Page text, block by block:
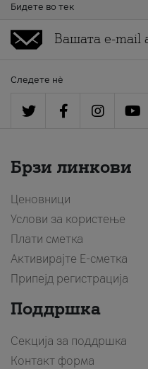
Бидете во тек
Следете нè
Брзи линкови
Ценовници
Услови за користење
Плати сметка
Активирајте Е-сметка
Припејд регистрација
Поддршка
Секција за поддршка
Контакт форма